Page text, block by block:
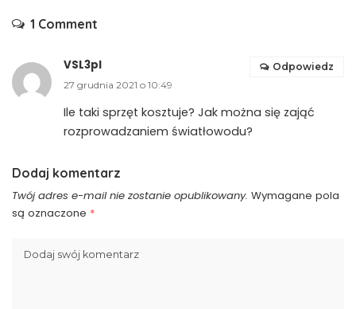
1 Comment
VSL3pl
27 grudnia 2021 o 10:49
Ile taki sprzęt kosztuje? Jak można się zająć
rozprowadzaniem światłowodu?
Odpowiedz
Dodaj komentarz
Twój adres e-mail nie zostanie opublikowany. Wymagane pola
są oznaczone *